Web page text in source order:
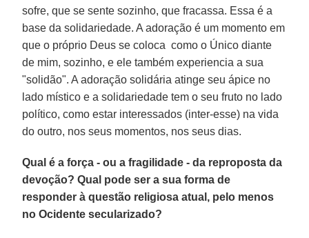
sofre, que se sente sozinho, que fracassa. Essa é a
base da solidariedade. A adoração é um momento em
que o próprio Deus se coloca como o Único diante
de mim, sozinho, e ele também experiencia a sua
"solidão". A adoração solidária atinge seu ápice no
lado místico e a solidariedade tem o seu fruto no lado
político, como estar interessados (inter-esse) na vida
do outro, nos seus momentos, nos seus dias.
Qual é a força - ou a fragilidade - da reproposta da
devoção? Qual pode ser a sua forma de
responder à questão religiosa atual, pelo menos
no Ocidente secularizado?